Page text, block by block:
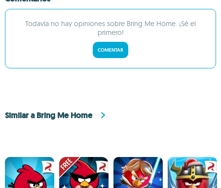
Todavía no hay opiniones sobre Bring Me Home. ¡Sé el
primero!
COMENTAR
Similar a Bring Me Home